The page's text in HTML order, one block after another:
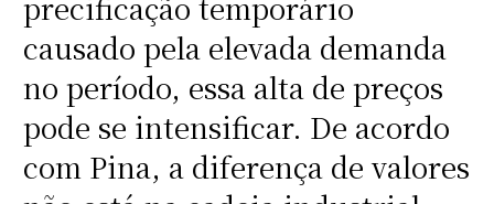
precificação temporário
causado pela elevada demanda
no período, essa alta de preços
pode se intensificar. De acordo
com Pina, a diferença de valores